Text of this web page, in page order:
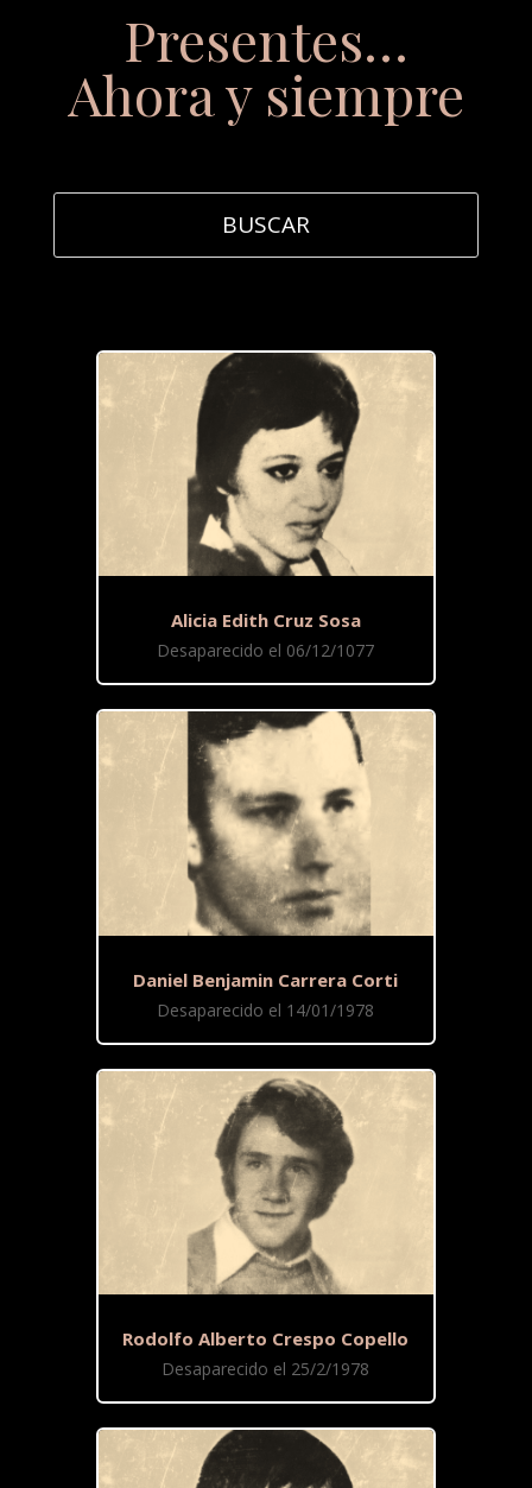
Presentes…
Ahora y siempre
Alicia Edith Cruz Sosa
Desaparecido el 06/12/1077
Daniel Benjamin Carrera Corti
Desaparecido el 14/01/1978
Rodolfo Alberto Crespo Copello
Desaparecido el 25/2/1978